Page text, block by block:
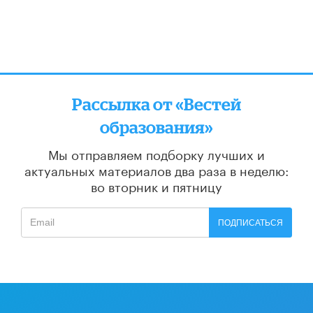
Рассылка от «Вестей
образования»
Мы отправляем подборку лучших и
актуальных материалов два раза в неделю:
во вторник и пятницу
ПОДПИСАТЬСЯ